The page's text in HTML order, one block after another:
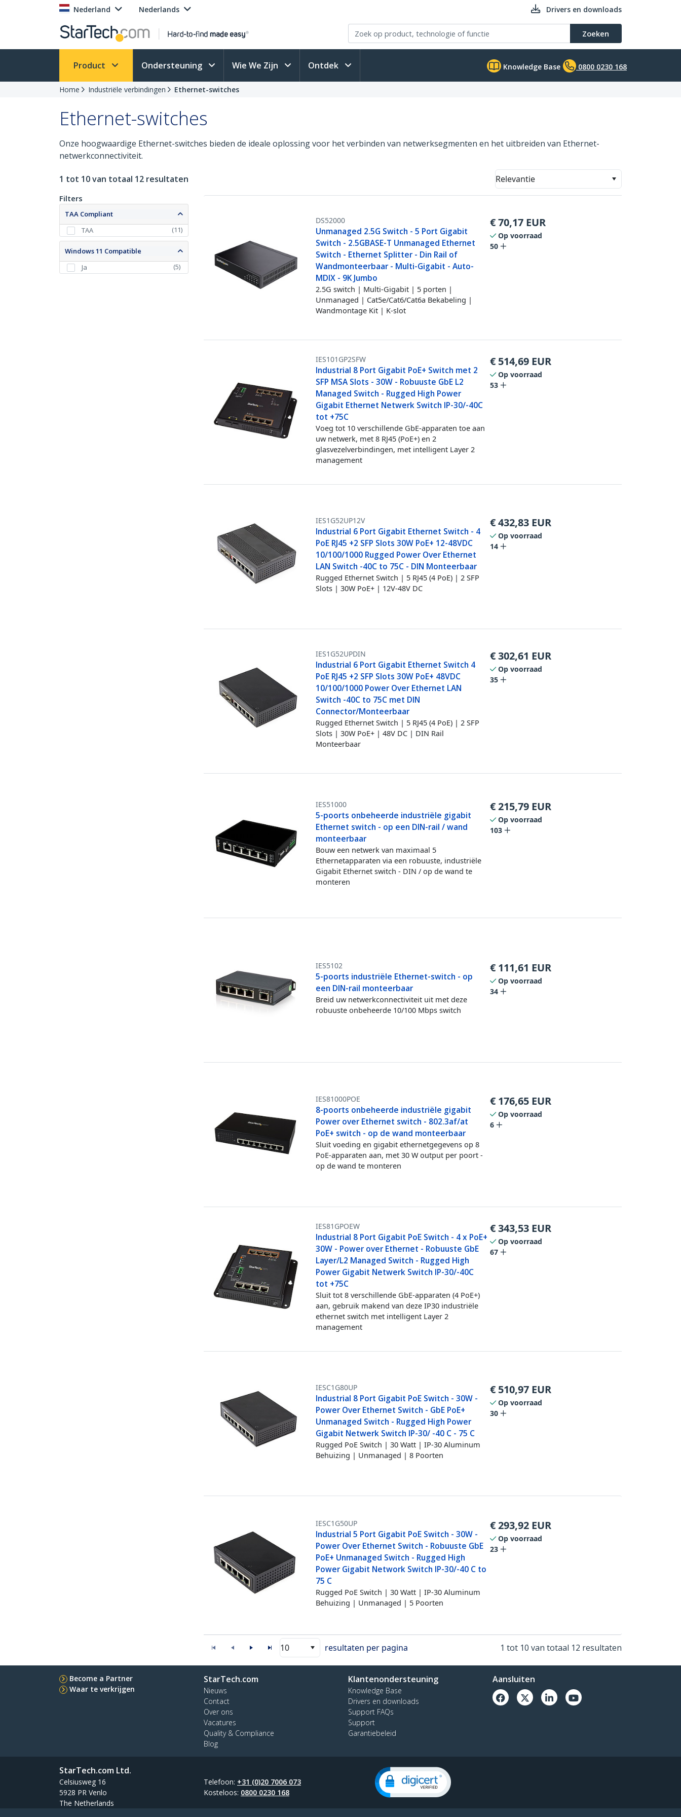
Nederland Nederlands Drivers en downloads
Zoeken
Product Ondersteuning Wie We Zijn Ontdek Knowledge Base 0800 0230 168
Home Industriële verbindingen Ethernet-switches
Ethernet-switches
Onze hoogwaardige Ethernet-switches bieden de ideale oplossing voor het verbinden van netwerksegmenten en het uitbreiden van Ethernet-
netwerkconnectiviteit.
1 tot 10 van totaal 12 resultaten Relevantie
Filters
TAA Compliant
TAA
(11)
Windows 11 Compatible
Ja
(5)
DS52000
Unmanaged 2.5G Switch - 5 Port Gigabit
Switch - 2.5GBASE-T Unmanaged Ethernet
Switch - Ethernet Splitter - Din Rail of
Wandmonteerbaar - Multi-Gigabit - Auto-
MDIX - 9K Jumbo
2.5G switch | Multi-Gigabit | 5 porten |
Unmanaged | Cat5e/Cat6/Cat6a Bekabeling |
Wandmontage Kit | K-slot
€70,17 EUR
Op voorraad
50
IES101GP2SFW
Industrial 8 Port Gigabit PoE+ Switch met 2
SFP MSA Slots - 30W - Robuuste GbE L2
Managed Switch - Rugged High Power
Gigabit Ethernet Netwerk Switch IP-30/-40C
tot +75C
Voeg tot 10 verschillende GbE-apparaten toe aan
uw netwerk, met 8 RJ45 (PoE+) en 2
glasvezelverbindingen, met intelligent Layer 2
management
€ 514,69 EUR
Op voorraad
53
IES1G52UP12V
Industrial 6 Port Gigabit Ethernet Switch - 4
PoE RJ45 +2 SFP Slots 30W PoE+ 12-48VDC
10/100/1000 Rugged Power Over Ethernet
LAN Switch -40C to 75C - DIN Monteerbaar
Rugged Ethernet Switch | 5 RJ45 (4 PoE) | 2 SFP
Slots | 30W PoE+ | 12V-48V DC
€432,83 EUR
Op voorraad
14
IES1G52UPDIN
Industrial 6 Port Gigabit Ethernet Switch 4
PoE RJ45 +2 SFP Slots 30W PoE+ 48VDC
10/100/1000 Power Over Ethernet LAN
Switch -40C to 75C met DIN
Connector/Monteerbaar
Rugged Ethernet Switch | 5 RJ45 (4 PoE) | 2 SFP
Slots | 30W PoE+ | 48V DC | DIN Rail
Monteerbaar
€302,61 EUR
Op voorraad
35
IES51000
5-poorts onbeheerde industriële gigabit
Ethernet switch - op een DIN-rail / wand
monteerbaar
Bouw een netwerk van maximaal 5
Ethernetapparaten via een robuuste, industriële
Gigabit Ethernet switch - DIN / op de wand te
monteren
€215,79 EUR
Op voorraad
103
IES5102
5-poorts industriële Ethernet-switch - op
een DIN-rail monteerbaar
Breid uw netwerkconnectiviteit uit met deze
robuuste onbeheerde 10/100 Mbps switch
€ 111,61 EUR
Op voorraad
34
IES81000POE
8-poorts onbeheerde industriële gigabit
Power over Ethernet switch - 802.3af/at
PoE+ switch - op de wand monteerbaar
Sluit voeding en gigabit ethernetgegevens op 8
PoE-apparaten aan, met 30 W output per poort -
op de wand te monteren
€ 176,65 EUR
Op voorraad
6
IES81GPOEW
Industrial 8 Port Gigabit PoE Switch - 4 x PoE+
30W - Power over Ethernet - Robuuste GbE
Layer/L2 Managed Switch - Rugged High
Power Gigabit Netwerk Switch IP-30/-40C
tot +75C
Sluit tot 8 verschillende GbE-apparaten (4 PoE+)
aan, gebruik makend van deze IP30 industriële
ethernet switch met intelligent Layer 2
management
€343,53 EUR
Op voorraad
67
IESC1G80UP
Industrial 8 Port Gigabit PoE Switch - 30W -
Power Over Ethernet Switch - GbE PoE+
Unmanaged Switch - Rugged High Power
Gigabit Netwerk Switch IP-30/ -40 C - 75 C
Rugged PoE Switch | 30 Watt | IP-30 Aluminum
Behuizing | Unmanaged | 8 Poorten
€ 510,97 EUR
Op voorraad
30
IESC1G50UP
Industrial 5 Port Gigabit PoE Switch - 30W -
Power Over Ethernet Switch - Robuuste GbE
PoE+ Unmanaged Switch - Rugged High
Power Gigabit Network Switch IP-30/-40 C to
75 C
Rugged PoE Switch | 30 Watt | IP-30 Aluminum
Behuizing | Unmanaged | 5 Poorten
€293,92 EUR
Op voorraad
23
10 resultaten per pagina 1 tot 10 van totaal 12 resultaten
Become a Partner
Waar te verkrijgen
StarTech.com
Nieuws
Contact
Over ons
Vacatures
Quality & Compliance
Blog
Klantenondersteuning
Knowledge Base
Drivers en downloads
Support FAQs
Support
Garantiebeleid
Aansluiten
StarTech.com Ltd.
Celsiusweg 16
5928 PR Venlo
The Netherlands
Telefoon: +31 (0)20 7006 073
Kosteloos: 0800 0230 168